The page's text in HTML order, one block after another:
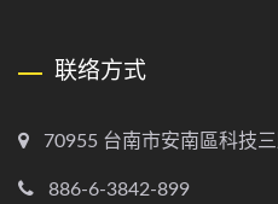
联络方式
70955 台南市安南區科技
886-6-3842-899